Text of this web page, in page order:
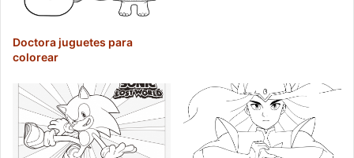
Doctora juguetes para
colorear